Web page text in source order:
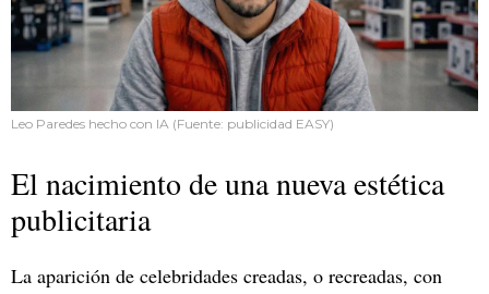
Leo Paredes hecho con IA (Fuente: publicidad EASY)
El nacimiento de una nueva estética
publicitaria
La aparición de celebridades creadas, o recreadas, con